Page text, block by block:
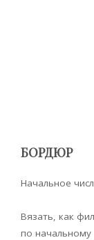
БОРДЮР
Начальное
Вязать, как
по начальному